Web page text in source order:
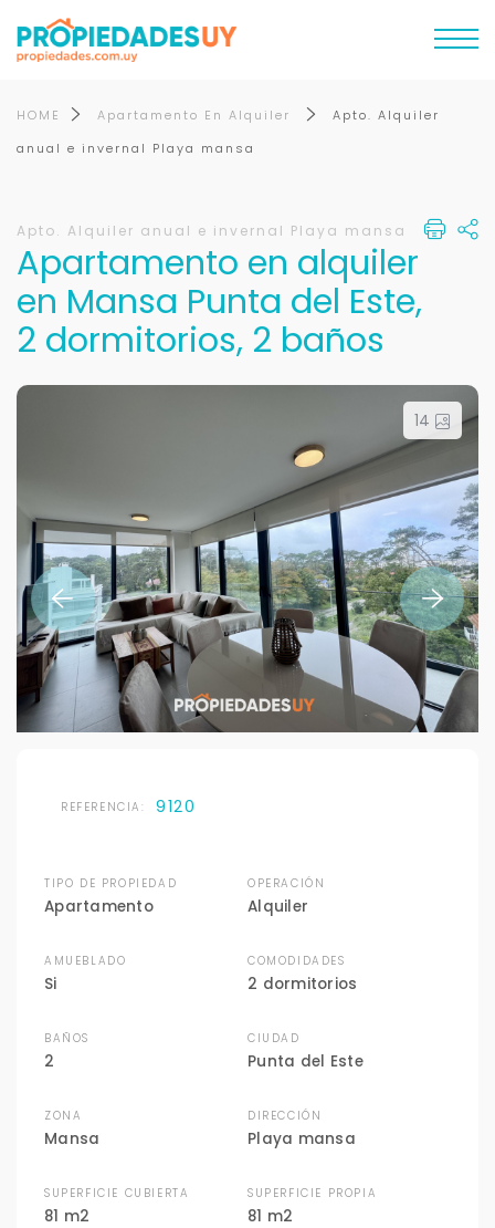
HOME Apartamento En Alquiler
Apto. Alquiler
anual e invernal Playa mansa
Apto. Alquiler anual e invernal Playa mansa
Apartamento en alquiler
en Mansa Punta del Este,
2 dormitorios, 2 baños
14
REFERENCIA: 9120
TIPO DE PROPIEDAD
Apartamento
OPERACIÓN
Alquiler
AMUEBLADO
Si
COMODIDADES
2 dormitorios
BAÑOS
2
CIUDAD
Punta del Este
ZONA
Mansa
DIRECCIÓN
Playa mansa
SUPERFICIE CUBIERTA
81 m2
SUPERFICIE PROPIA
81 m2